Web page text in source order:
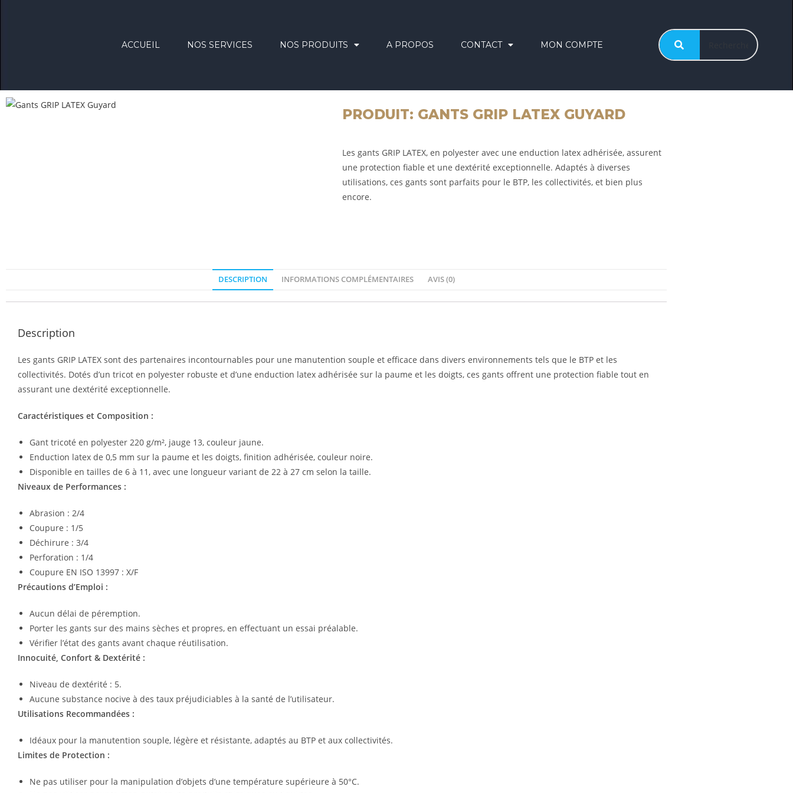
ACCUEIL NOS SERVICES NOS PRODUITS A PROPOS CONTACT MON COMPTE
PRODUIT: GANTS GRIP LATEX GUYARD
Les gants GRIP LATEX, en polyester avec une enduction latex adhérisée, assurent
une protection fiable et une dextérité exceptionnelle. Adaptés à diverses
utilisations, ces gants sont parfaits pour le BTP, les collectivités, et bien plus
encore.
DESCRIPTION INFORMATIONS COMPLÉMENTAIRES AVIS (0)
Description
Les gants GRIP LATEX sont des partenaires incontournables pour une manutention souple et efficace dans divers environnements tels que le BTP et les
collectivités. Dotés d’un tricot en polyester robuste et d’une enduction latex adhérisée sur la paume et les doigts, ces gants offrent une protection fiable tout en
assurant une dextérité exceptionnelle.
Caractéristiques et Composition :
Gant tricoté en polyester 220 g/m², jauge 13, couleur jaune.
Enduction latex de 0,5 mm sur la paume et les doigts, finition adhérisée, couleur noire.
Disponible en tailles de 6 à 11, avec une longueur variant de 22 à 27 cm selon la taille.
Niveaux de Performances :
Abrasion : 2/4
Coupure : 1/5
Déchirure : 3/4
Perforation : 1/4
Coupure EN ISO 13997 : X/F
Précautions d’Emploi :
Aucun délai de péremption.
Porter les gants sur des mains sèches et propres, en effectuant un essai préalable.
Vérifier l’état des gants avant chaque réutilisation.
Innocuité, Confort & Dextérité :
Niveau de dextérité : 5.
Aucune substance nocive à des taux préjudiciables à la santé de l’utilisateur.
Utilisations Recommandées :
Idéaux pour la manutention souple, légère et résistante, adaptés au BTP et aux collectivités.
Limites de Protection :
Ne pas utiliser pour la manipulation d’objets d’une température supérieure à 50°C.